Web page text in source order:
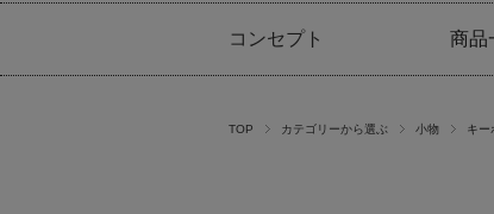
コンセプト 商品
TOP カテゴリーから選ぶ 小物 キー